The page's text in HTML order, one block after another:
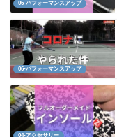
06-パフォーマンスアップ
06-パフォーマンスアップ
04-アクセサリー